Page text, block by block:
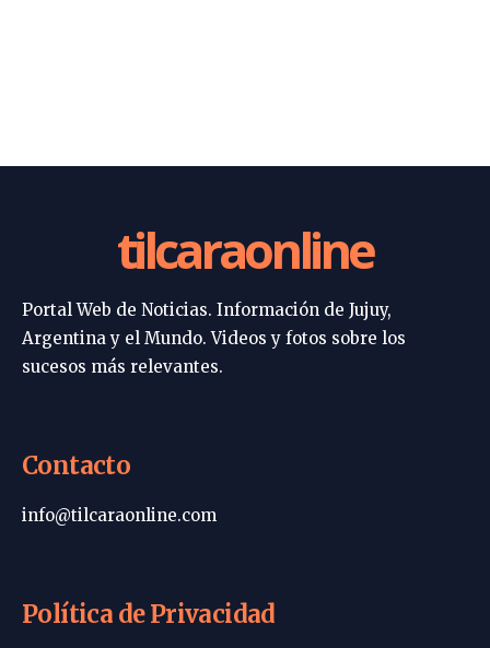
tilcaraonline
Portal Web de Noticias. Información de Jujuy,
Argentina y el Mundo. Videos y fotos sobre los
sucesos más relevantes.
Contacto
info@tilcaraonline.com
Política de Privacidad